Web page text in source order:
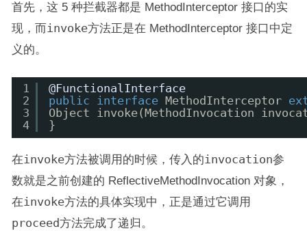
首先，这 5 种拦截器都是 MethodInterceptor 接口的实
现，而invoke方法正是在 MethodInterceptor 接口中定
义的。
1
2
3
4
@FunctionalInterface
public
interface MethodInterceptor
Object invoke(MethodInvocation
}
在invoke方法被调用的时候，传入的invocation参
数就是之前创建的 ReflectiveMethodInvocation 对象，
在invoke方法的具体实现中，正是通过它调用
proceed方法完成了递归。